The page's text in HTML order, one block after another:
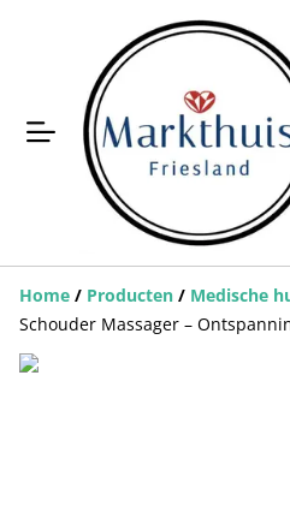
Home / Producten / Medische
Schouder Massager –